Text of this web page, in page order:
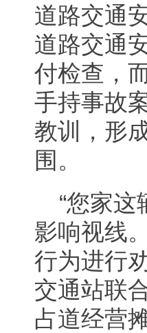
道路交通
道路交通
付检查，
手持事故
教训，形
围。
“您家
影响视线
行为进行
交通站联
占道经营